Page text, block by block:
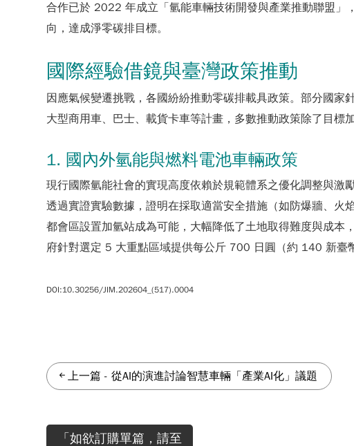
合作已於 2022 年成立「氫能車輛技術開發與產業推動聯盟」
向，達成淨零碳排目標。
國際經驗借鏡與臺灣政策推動
因應氣候變遷挑戰，各國紛紛推動零碳排載具政策。部分國家
大型商用車、巴士、載貨卡車等計畫，多數推動政策除了目標
1. 國內外氫能與燃料電池車輛政策
現行國際氫能社會的實現高度依賴於規範體系之優化調整與激
透過實證實驗數據，證明在採取適當安全措施（如防爆牆、
都會區設置加氫站成為可能，大幅降低了土地取得難度與成
府針對選定 5 大重點區域提供每公斤 700 日圓（約 140 新臺
DOI:10.30256/JIM.202604_(517).0004
上一篇 -從AI的演進討論智慧車輛「產業AI化」議題
「如欲訂購單篇，請至